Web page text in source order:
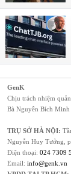
GenK
Chịu trách nhiệm
Bà Nguyễn Bích Minh
TRỤ SỞ HÀ NỘI:
Nguyễn Huy Tưởng,
Điện thoại: 024 7309
Email: info@genk.vn